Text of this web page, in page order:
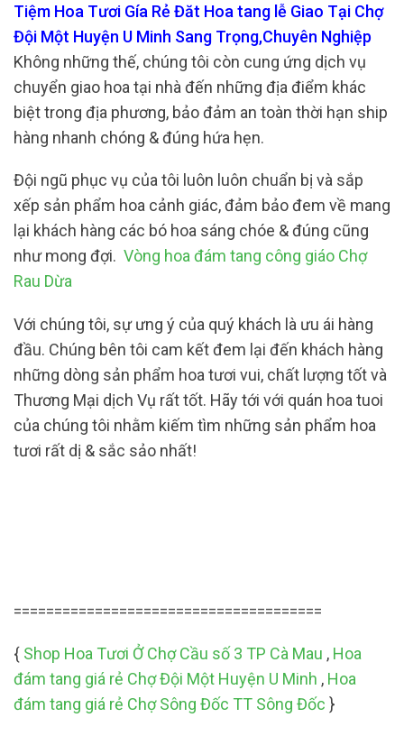
Tiệm Hoa Tươi Gía Rẻ Đăt Hoa tang lễ Giao Tại Chợ
Đội Một Huyện U Minh Sang Trọng,Chuyên Nghiệp
Không những thế, chúng tôi còn cung ứng dịch vụ
chuyển giao hoa tại nhà đến những địa điểm khác
biệt trong địa phương, bảo đảm an toàn thời hạn ship
hàng nhanh chóng & đúng hứa hẹn.
Đội ngũ phục vụ của tôi luôn luôn chuẩn bị và sắp
xếp sản phẩm hoa cảnh giác, đảm bảo đem về mang
lại khách hàng các bó hoa sáng chóe & đúng cũng
như mong đợi. Vòng hoa đám tang công giáo Chợ
Rau Dừa
Với chúng tôi, sự ưng ý của quý khách là ưu ái hàng
đầu. Chúng bên tôi cam kết đem lại đến khách hàng
những dòng sản phẩm hoa tươi vui, chất lượng tốt và
Thương Mại dịch Vụ rất tốt. Hãy tới với quán hoa tuoi
của chúng tôi nhằm kiếm tìm những sản phẩm hoa
tươi rất dị & sắc sảo nhất!
======================================
{ Shop Hoa Tươi Ở Chợ Cầu số 3 TP Cà Mau , Hoa
đám tang giá rẻ Chợ Đội Một Huyện U Minh , Hoa
đám tang giá rẻ Chợ Sông Đốc TT Sông Đốc }